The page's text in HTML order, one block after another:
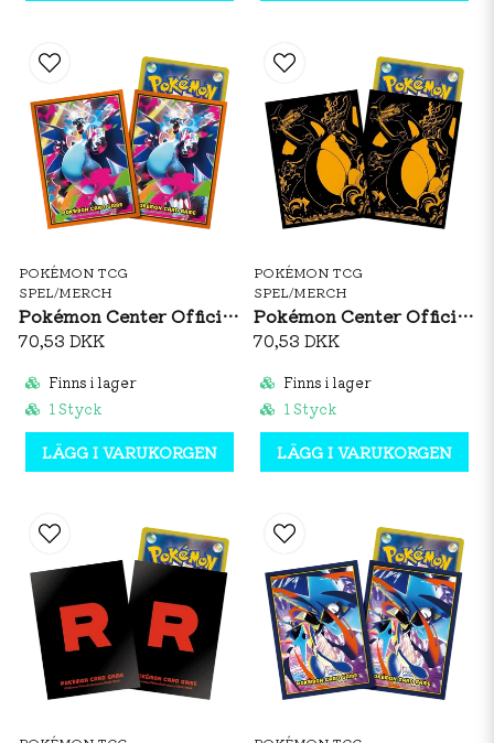
POKÉMON TCG
SPEL/MERCH
Pokémon Center Official Card Sleeves: Mega Charizard X
70,53 DKK
Finns i lager
1 Styck
LÄGG I VARUKORGEN
POKÉMON TCG
SPEL/MERCH
Pokémon Center Official Card Sleeves: Gigantamax Charizard
70,53 DKK
Finns i lager
1 Styck
LÄGG I VARUKORGEN